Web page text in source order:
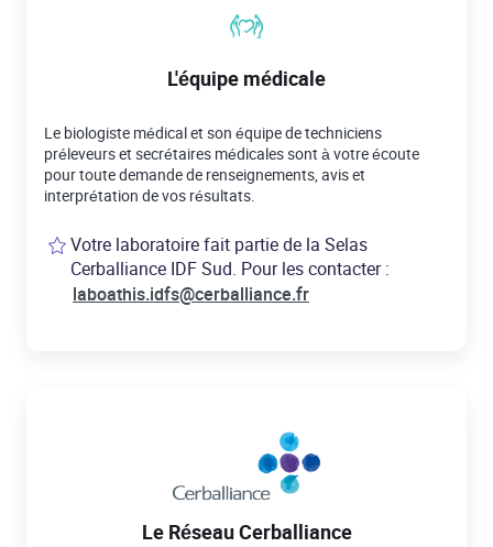
L'équipe médicale
Le biologiste médical et son équipe de techniciens
préleveurs et secrétaires médicales sont à votre écoute
pour toute demande de renseignements, avis et
interprétation de vos résultats.
Votre laboratoire fait partie de la Selas
Cerballiance IDF Sud. Pour les contacter :
laboathis.idfs@cerballiance.fr
Le Réseau Cerballiance